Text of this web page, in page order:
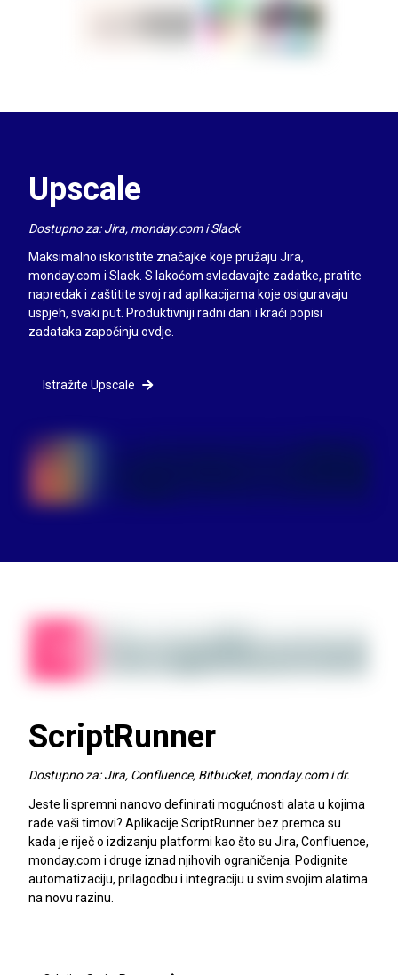
Upscale
Dostupno za: Jira, monday.com i Slack
Maksimalno iskoristite značajke koje pružaju Jira,
monday.com i Slack. S lakoćom svladavajte zadatke, pratite
napredak i zaštitite svoj rad aplikacijama koje osiguravaju
uspjeh, svaki put. Produktivniji radni dani i kraći popisi
zadataka započinju ovdje.
Istražite Upscale
ScriptRunner
Dostupno za: Jira, Confluence, Bitbucket, monday.com i dr.
Jeste li spremni nanovo definirati mogućnosti alata u kojima
rade vaši timovi? Aplikacije ScriptRunner bez premca su
kada je riječ o izdizanju platformi kao što su Jira, Confluence,
monday.com i druge iznad njihovih ograničenja. Podignite
automatizaciju, prilagodbu i integraciju u svim svojim alatima
na novu razinu.